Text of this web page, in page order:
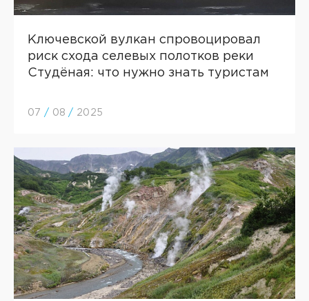
Ключевской вулкан спровоцировал
риск схода селевых полотков реки
Студёная: что нужно знать туристам
07 / 08 / 2025